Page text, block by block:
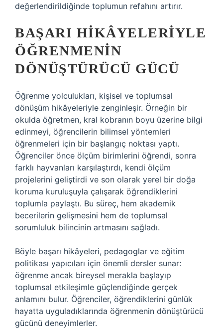
değerlendirildiğinde toplumun refahını artırır.
BAŞARI HIKÂYELERIYLE
ÖĞRENMENIN
DÖNÜŞTÜRÜCÜ GÜCÜ
Öğrenme yolculukları, kişisel ve toplumsal
dönüşüm hikâyeleriyle zenginleşir. Örneğin bir
okulda öğretmen, kral kobranın boyu üzerine bilgi
edinmeyi, öğrencilerin bilimsel yöntemleri
öğrenmeleri için bir başlangıç noktası yaptı.
Öğrenciler önce ölçüm birimlerini öğrendi, sonra
farklı hayvanları karşılaştırdı, kendi ölçüm
projelerini geliştirdi ve son olarak yerel bir doğa
koruma kuruluşuyla çalışarak öğrendiklerini
toplumla paylaştı. Bu süreç, hem akademik
becerilerin gelişmesini hem de toplumsal
sorumluluk bilincinin artmasını sağladı.
Böyle başarı hikâyeleri, pedagoglar ve eğitim
politikası yapıcıları için önemli dersler sunar:
öğrenme ancak bireysel merakla başlayıp
toplumsal etkileşimle güçlendiğinde gerçek
anlamını bulur. Öğrenciler, öğrendiklerini günlük
hayatta uyguladıklarında öğrenmenin dönüştürücü
gücünü deneyimlerler.